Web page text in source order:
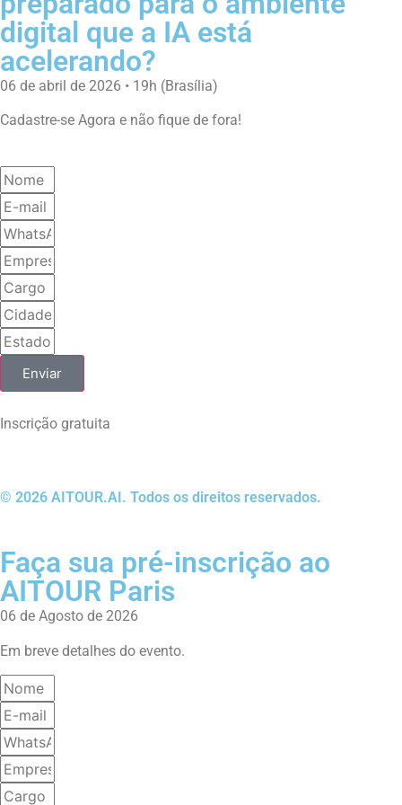
digital que a IA está
acelerando?
06 de abril de 2026 • 19h (Brasília)
Cadastre-se Agora e não fique de fora!
Enviar
Inscrição gratuita
© 2026 AITOUR.AI. Todos os direitos reservados.
Faça sua pré-inscrição ao
AITOUR Paris
06 de Agosto de 2026
Em breve detalhes do evento.